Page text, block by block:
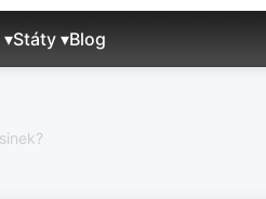
Státy ▾Blog